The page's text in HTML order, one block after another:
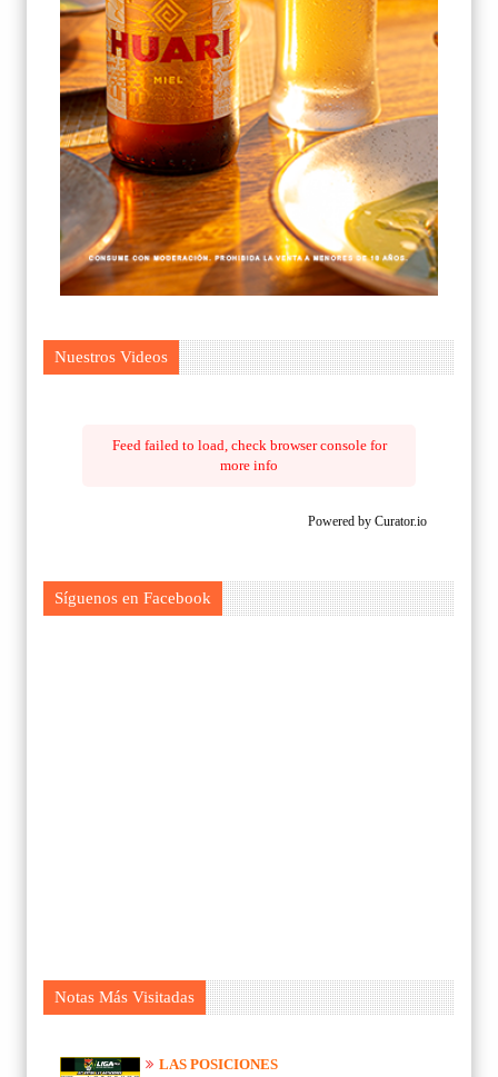
Nuestros Videos
Feed failed to load, check browser console for
more info
Powered by Curator.io
Síguenos en Facebook
Notas Más Visitadas
LAS POSICIONES